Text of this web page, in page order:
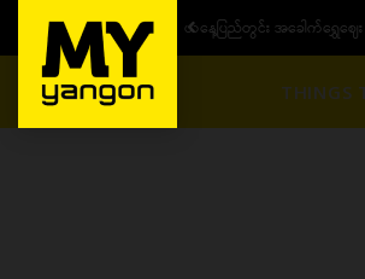
ယနေ့ပြည်တွင်း ၁၅ ပဲရည်ရွှေဈေး :
THINGS